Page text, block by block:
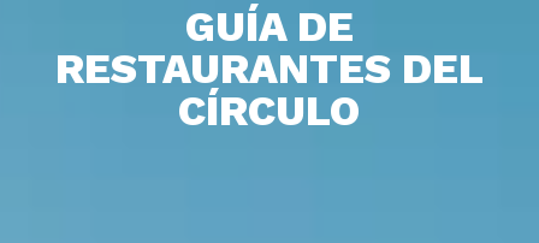
GUÍA DE
RESTAURANTES DEL
CÍRCULO